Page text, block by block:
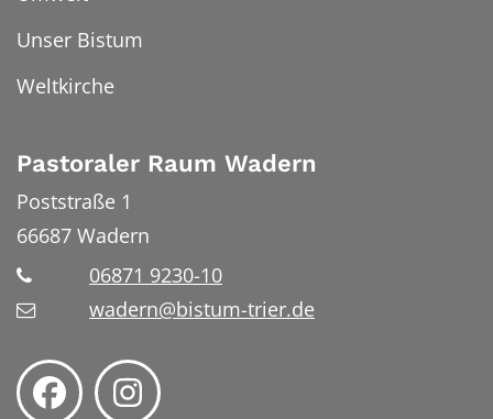
Unser Bistum
Weltkirche
Pastoraler Raum Wadern
Poststraße 1
66687 Wadern
06871 9230-10
wadern@bistum-trier.de